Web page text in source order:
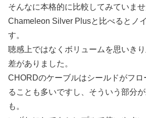
そんなに本格的に比較してみていま
Chameleon Silver Plusと比べるとノ
す。
聴感上ではなくボリュームを思いき
差がありました。
CHORDのケーブルはシールドがフロ
ることも多いですし、そういう部分
も。